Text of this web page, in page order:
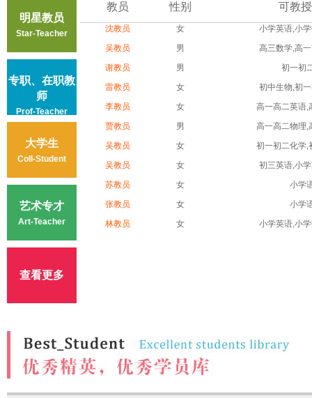
明星教员
Star-Teacher
专职、在职教
师
Prof-Teacher
大学生
Coll-Student
艺术专才
Art-Teacher
查看更多
教员 性别 可教
沈教员 女
小学英语,小
吴教员
男
高三数学,高
谢教员
男
初一初
雷教员
女
初中生物,初
李教员
女
高一高二英语,
贾教员
男
高一高二物理,
吴教员
女
初一初二化学,
吴教员
女
初三英语,小
苏教员
女
小学
张教员
女
小学
林教员
女 小学英语,小